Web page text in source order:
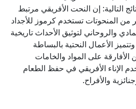
التالية: إن النحت الأفريقي مرتبط
من المنحوتات تستخدم كرموز للأجداد
والروحاني لتوثيق الأحداث تاريخية
الأعمال النحتية بالبساطة
الأفارقة على المواد والخامات
الإناء الأفريقي في حفظ الطعام
والأفراح.